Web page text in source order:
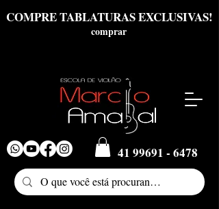
COMPRE TABLATURAS EXCLUSIVAS!
comprar
41 99691 - 6478